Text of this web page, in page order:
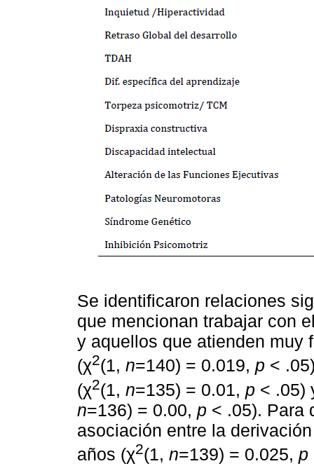
Se identificaron relaciones
que mencionan trabajar con
y aquellos que atienden muy
(χ2(1, n=140) = 0.019, p <
(χ2(1, n=135) = 0.01, p < .05)
n=136) = 0.00, p < .05). Para
asociación entre la
años (χ2(1, n=139) = 0.025, p